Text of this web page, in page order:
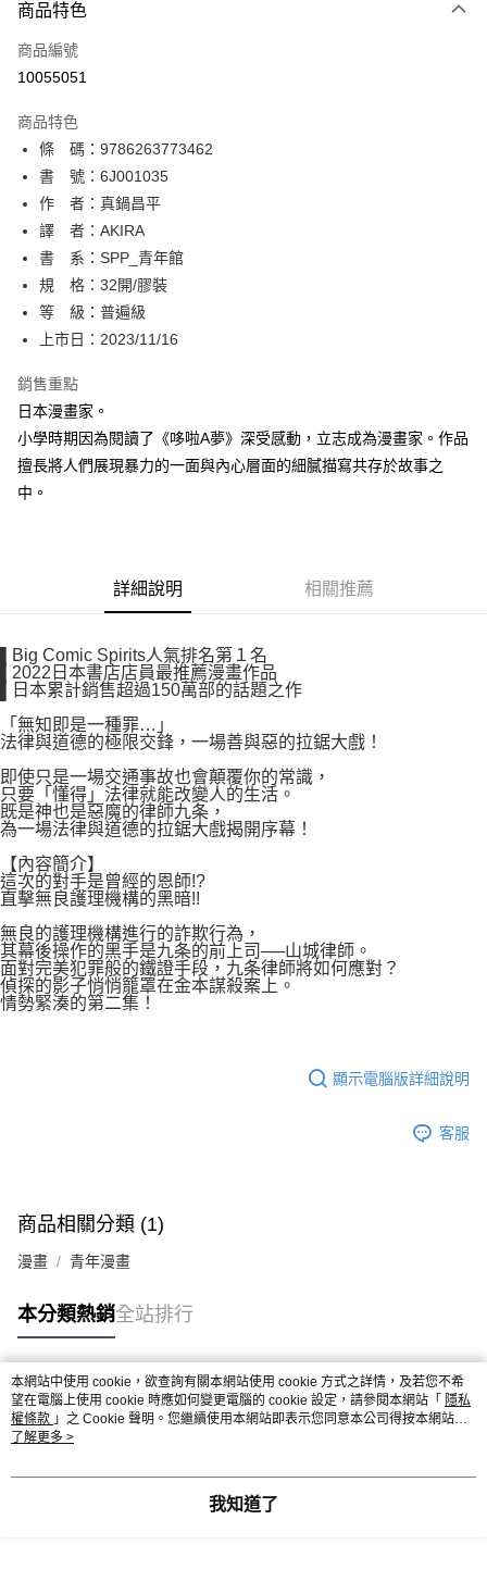
信用卡一次付款
超商取貨付款
相關說明
【關於「AFTEE先享後付」】
AFTEE先享後付是「在收到商品之後才付款」的支付方式。 讓您購物簡單
便利好安心！
１．簡單：不需註冊會員、不需綁卡、不需儲值。
２．便利：只要手機號碼，簡訊認證，即可結帳。
３．安心：先確認商品／服務後，再付款。
【「AFTEE先享後付」結帳流程】
１．於結帳方式選擇「AFTEE先享後付」後，將跳轉至「AFTEE先享後付」
結帳頁面，進行簡訊認證並確認金額後，即可完成結帳。
２．訂單成立數日內，您將收到繳費通知簡訊。
ATM／網路銀行／等多元方式進行付款，方視為交易完成。
※ 請注意：結帳手續完成當下不需立刻繳費，但若您需要取消訂單，請聯絡
購買商品的店家。未經商家同意取消之訂單仍視為有效，需透過AFTEE先享
後付繳納相關費用。
※ 交易是否成功請以「AFTEE先享後付 」之結帳頁面顯示為準，若有關於
是否繳費成功／繳費後需取消欲退款等相關疑問，請聯繫「AFTEE先享後付
易，需依本服務之必要範圍內提供個人資料，並將交易相關給付款項請求債
https://aftee.tw/terms/#terms3
３．未成年的使用者請事先徵得法定代理人或監護人之同意方可使用
「AFTEE先享後付」，若未經同意申辦者引起之損失，本公司不負相關責
任。
４．使用「AFTEE先享後付」時，將依據個別帳號之用戶狀況，依本公司即
時審查核予不同之上限額度；若仍有額度不足之情形，本公司將視審查結果
５．嚴禁一人註冊多個帳號或使用他人資訊註冊。若發現惡意使用之情形，
恩沛科技股份有限公司將有權停止該用戶之使用額度並採取法律行動。
ATM付款
運送方式
全家取貨付款
每筆NT$80，滿NT$500(含以上)免運費
付款後全家取貨
每筆NT$80，滿NT$500(含以上)免運費
付款後萊爾富取貨
每筆NT$80，滿NT$500(含以上)免運費
付款後7-11取貨
宅配
國家/地區配送
商品特色
商品編號
10055051
商品特色
條 碼：9786263773462
書 號：6J001035
作 者：真鍋昌平
譯 者：AKIRA
書 系：SPP_青年館
規 格：32開/膠裝
等 級：普遍級
上市日：2023/11/16
銷售重點
日本漫畫家。
小學時期因為閱讀了《哆啦A夢》深受感動，立志成為漫畫家。作品
擅長將人們展現暴力的一面與內心層面的細膩描寫共存於故事之
中。
詳細說明 相關推薦
▌Big Comic Spirits人氣排名第１名
▌2022日本書店店員最推薦漫畫作品
▌日本累計銷售超過150萬部的話題之作
「無知即是一種罪…」
法律與道德的極限交鋒，一場善與惡的拉鋸大戲！
即使只是一場交通事故也會顛覆你的常識，
只要「懂得」法律就能改變人的生活。
既是神也是惡魔的律師九条，
為一場法律與道德的拉鋸大戲揭開序幕！
【內容簡介】
這次的對手是曾經的恩師!?
直擊無良護理機構的黑暗!!
無良的護理機構進行的詐欺行為，
其幕後操作的黑手是九条的前上司──山城律師。
面對完美犯罪般的鐵證手段，九条律師將如何應對？
偵探的影子悄悄籠罩在金本謀殺案上。
情勢緊湊的第二集！
顯示電腦版詳細說明
客服
商品相關分類 (1)
漫畫 青年漫畫
本分類熱銷全站排行
熱門標籤
本網站中使用 cookie，欲查詢有關本網站使用 cookie 方式之詳情，及若您不希
望在電腦上使用 cookie 時應如何變更電腦的 cookie 設定，請參閱本網站「 隱私
權條款 」之 Cookie 聲明。您繼續使用本網站即表示您同意本公司得按本網站使
用條款之 Cookie 聲明使用 cookie。
了解更多 >
我知道了